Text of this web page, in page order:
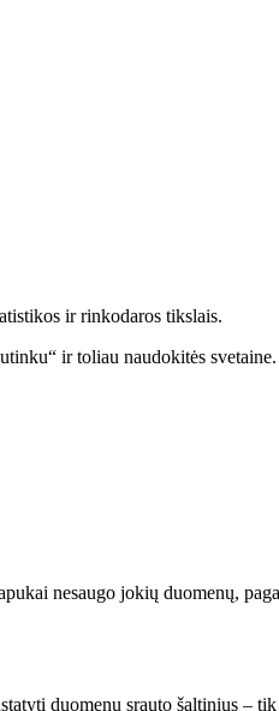
ir rinkodaros tikslais.
ir toliau naudokitės svetaine.
nesaugo jokių duomenų,
duomenų srauto šaltinius –